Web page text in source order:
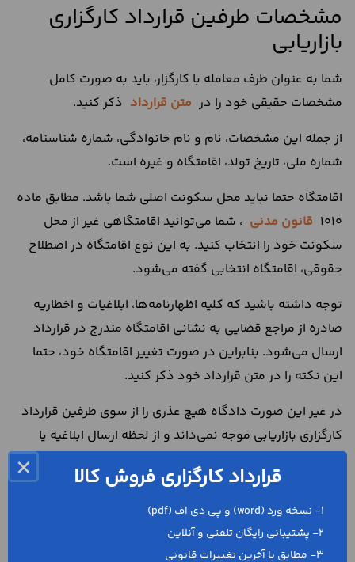
مشخصات طرفین قرارداد کارگزاری
بازاریابی
شما به عنوان طرف معامله با کارگزار، باید به صورت کامل
مشخصات حقیقی خود را در متن قرارداد ذکر کنید.
از جمله این مشخصات، نام و نام خانوادگی، شماره شناسنامه،
شماره ملی، تاریخ تولد، اقامتگاه و غیره است.
اقامتگاه حتما نباید محل سکونت اصلی شما باشد. مطابق ماده
1010 قانون مدنی ، شما می‌توانید اقامتگاهی غیر از محل
سکونت خود را انتخاب کنید. به این نوع اقامتگاه در اصطلاح
حقوقی، اقامتگاه انتخابی گفته می‌شود.
توجه داشته باشید که کلیه اظهارنامه‌ها، ابلاغیات و اخطاریه
صادره از مراجع قضایی به نشانی اقامتگاه مندرج در قرارداد
ارسال می‌شود. بنابراین در صورت تغییر اقامتگاه خود، حتما
این نکته را در متن قرارداد خود ذکر کنید.
در غیر این صورت دادگاه هیچ عذری را از سوی طرفین قرارداد
کارگزاری بازاریابی موجه نمی‌داند و از لحظه ارسال ابلاغیه یا
موضوع قرارداد کارگزاری بازاریابی
موضوع قرارداد شما باید بر اساس محتوای قرارداد تعیین گردد.
× قرارداد کارگزاری فروش کالا
1- نسخه ورد (word) و پی دی اف (pdf)
2- پشتیبانی رایگان تلفنی و آنلاین
3- مطابق با آخرین تغییرات قانونی